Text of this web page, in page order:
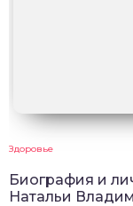
Здоровье
Биография и
Натальи